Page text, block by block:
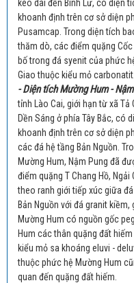
kéo dài đến Bình Lư, có diện
khoanh định trên cơ sở diện
Pusamcap. Trong diện tích
thăm dò, các điểm quặng
bố trong đá syenit của phức
Giao thuộc kiểu mỏ carbonatit.
- Diện tích Mường Hum -
tỉnh Lào Cai, giới hạn từ xã Tả
Dền Sáng ở phía Tây Bắc, có
khoanh định trên cơ sở diện
các đá hệ tầng Bản Nguồn.
Mường Hum, Nậm Pung đã
điểm quặng T Chang Hồ,
theo ranh giới tiếp xúc giữa
Bản Nguồn với đá granit
Mường Hum có nguồn gốc
Hum các thân quặng đất
kiểu mỏ sa khoáng eluvi -
thuộc phức hệ Mường Hum
quan đến quặng đất hiếm.